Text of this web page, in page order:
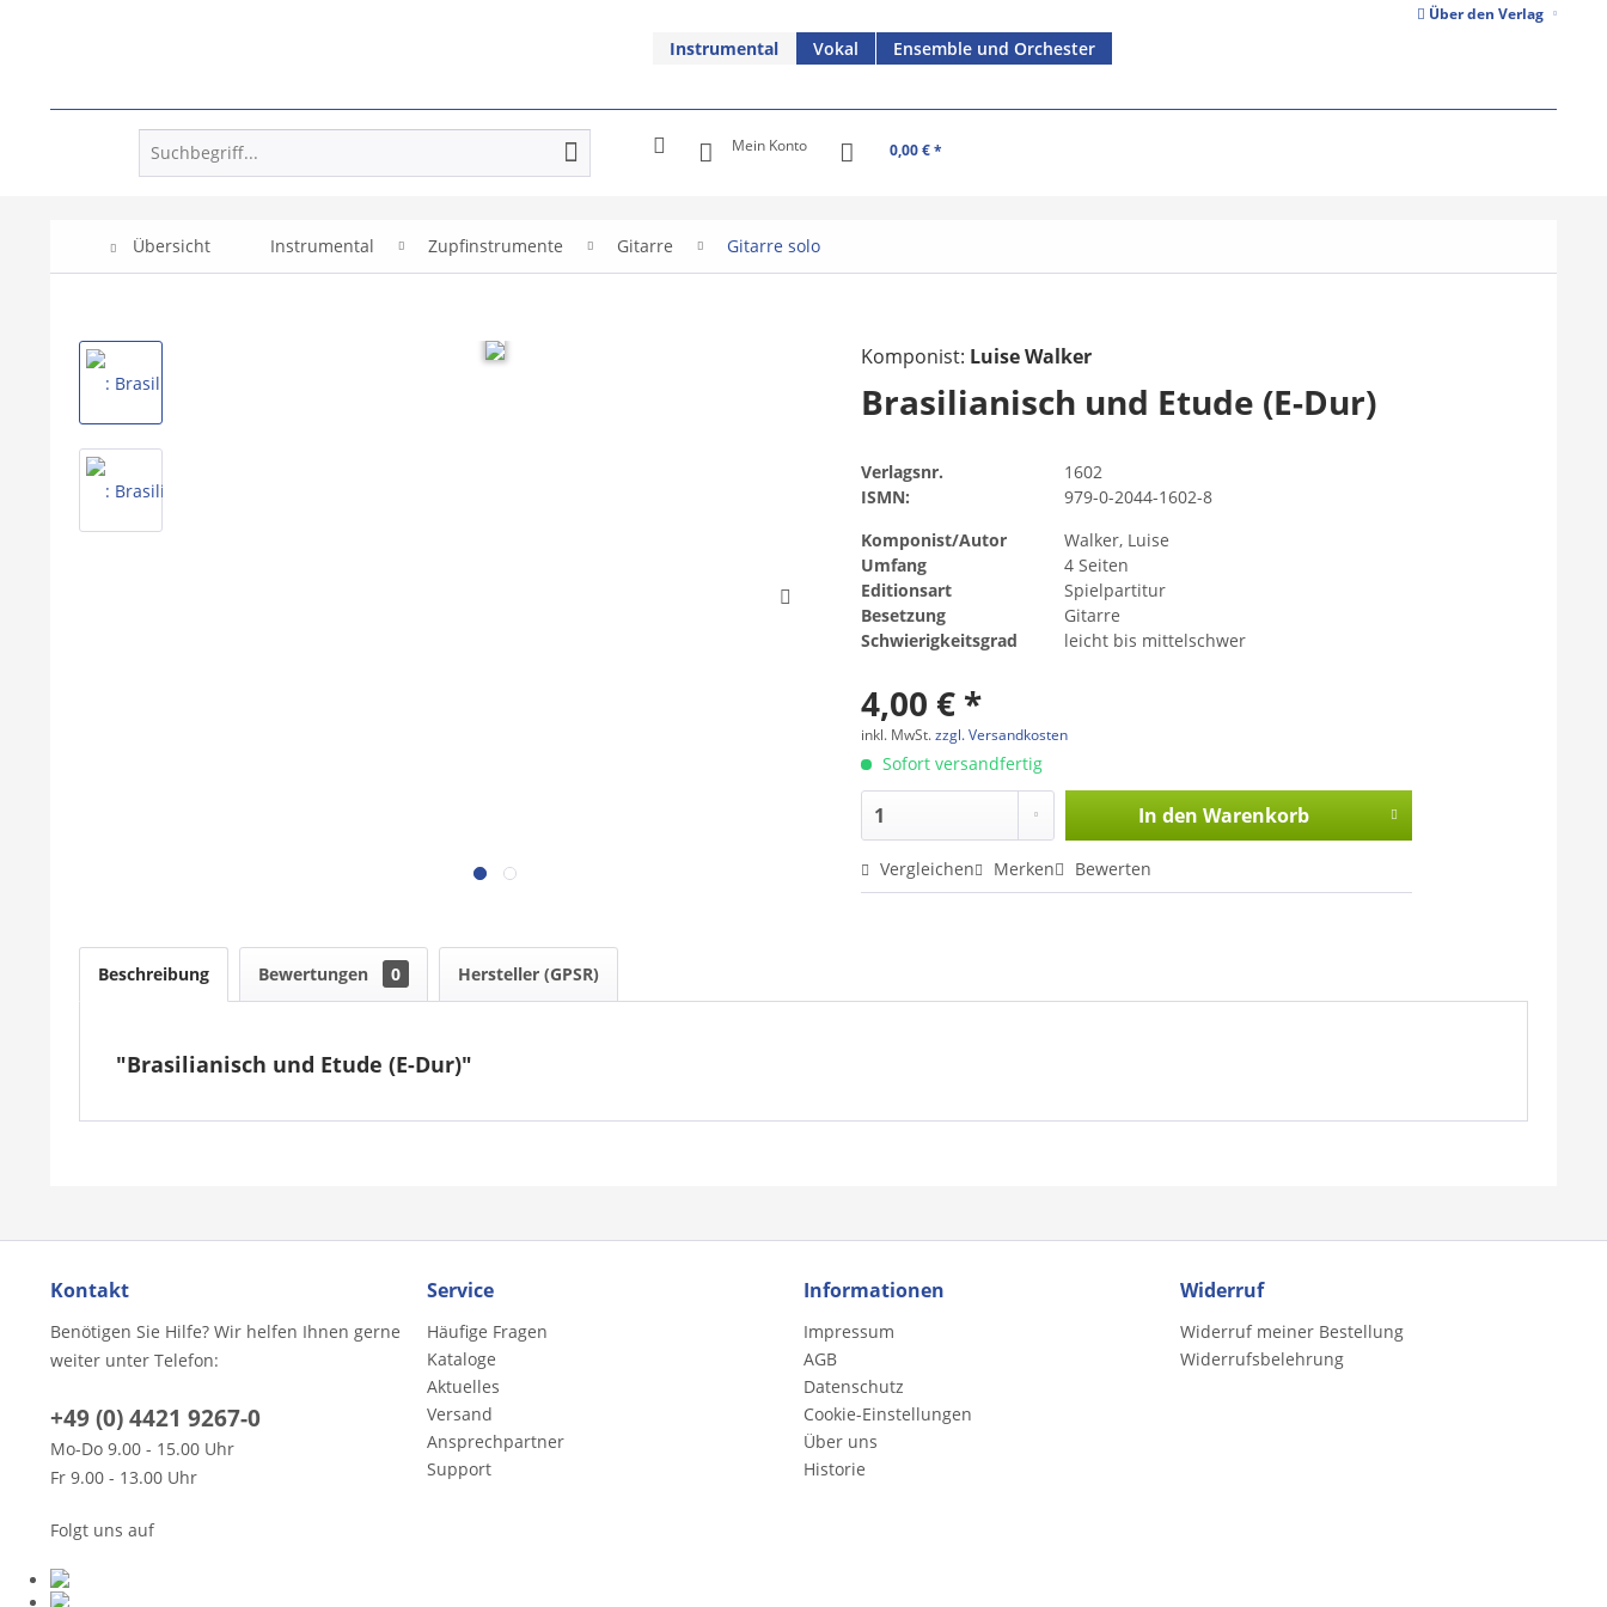
Über den Verlag
Instrumental Vokal Ensemble und Orchester
Mein Konto 0,00 € *
Übersicht Instrumental Zupfinstrumente Gitarre Gitarre solo
Komponist: Luise Walker
Brasilianisch und Etude (E-Dur)
Verlagsnr.
1602
ISMN:
979-0-2044-1602-8
Komponist/Autor
Walker, Luise
Umfang
4 Seiten
Editionsart
Spielpartitur
Besetzung
Gitarre
Schwierigkeitsgrad
leicht bis mittelschwer
4,00 € *
inkl. MwSt.zzgl. Versandkosten
Sofort versandfertig
In den Warenkorb
Vergleichen Merken Bewerten
Beschreibung Bewertungen 0 Hersteller (GPSR)
"Brasilianisch und Etude (E-Dur)"
Kontakt
Benötigen Sie Hilfe? Wir helfen Ihnen gerne
weiter unter Telefon:
+49 (0) 4421 9267-0
Mo-Do 9.00 - 15.00 Uhr
Fr 9.00 - 13.00 Uhr
Folgt uns auf
Service
Häufige Fragen
Kataloge
Aktuelles
Versand
Ansprechpartner
Support
Informationen
Impressum
AGB
Datenschutz
Cookie-Einstellungen
Über uns
Historie
Widerruf
Widerruf meiner Bestellung
Widerrufsbelehrung